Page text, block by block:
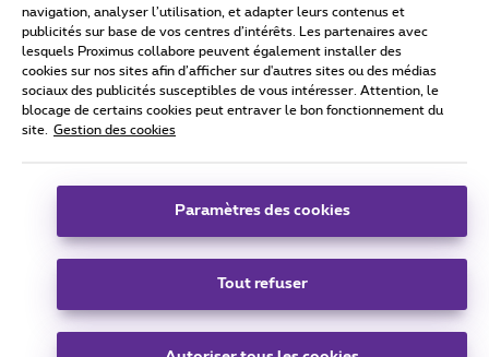
Tous droits réservés. © 2026 Proximus
Conditions générales, info consommateur
Coordonnées de l’entreprise
Boulevard du Roi Albert II 27 - B-1030 Bruxelles.
Carrier & Wholesale Solutions
navigation, analyser l’utilisation, et adapter leurs contenus et
publicités sur base de vos centres d’intérêts. Les partenaires avec
lesquels Proximus collabore peuvent également installer des
cookies sur nos sites afin d’afficher sur d'autres sites ou des médias
sociaux des publicités susceptibles de vous intéresser. Attention, le
blocage de certains cookies peut entraver le bon fonctionnement du
site.
Gestion des cookies
Paramètres des cookies
Tout refuser